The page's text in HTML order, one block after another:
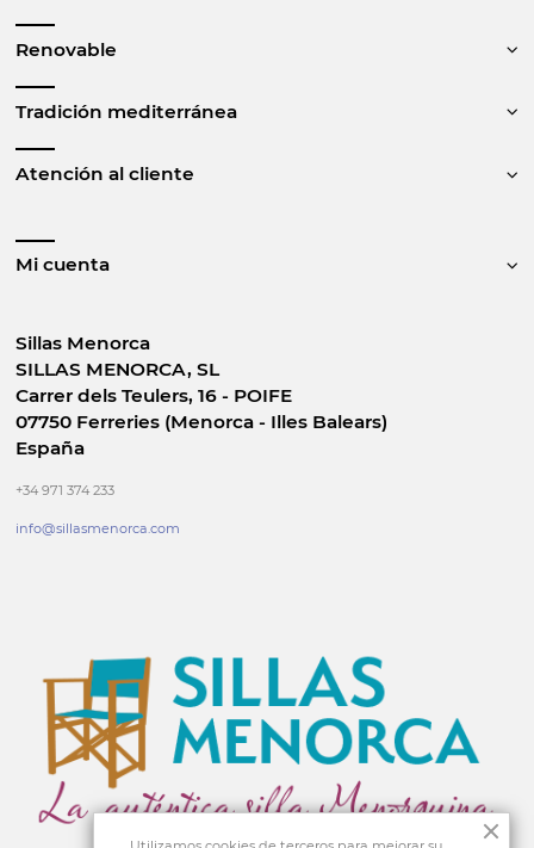
Renovable
Tradición mediterránea
Atención al cliente
Mi cuenta
Sillas Menorca
SILLAS MENORCA, SL
Carrer dels Teulers, 16 - POIFE
07750 Ferreries (Menorca - Illes Balears)
España
+34 971 374 233
info@sillasmenorca.com